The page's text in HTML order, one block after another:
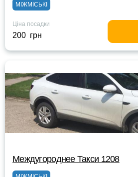
МІЖМІСЬКІ
Ціна посадки
200 грн
Междугороднее Такси 1208